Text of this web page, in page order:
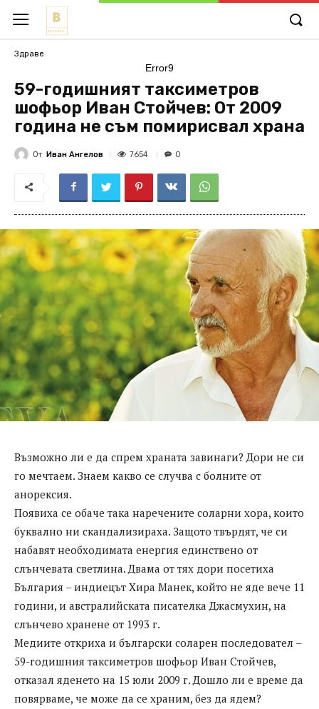
Здраве
Error9
59-годишният таксиметров
шофьор Иван Стойчев: От 2009
година не съм помирисвал храна
От Иван Ангелов 7654 0
Възможно ли е да спрем храната завинаги? Дори не си
го мечтаем. Знаем какво се случва с болните от
анорексия.
Появиха се обаче така наречените соларни хора, които
буквално ни скандализираха. Защото твърдят, че си
набавят необходимата енергия единствено от
слънчевата светлина. Двама от тях дори посетиха
България – индиецът Хира Манек, който не яде вече 11
години, и австралийската писателка Джасмухин, на
слънчево хранене от 1993 г.
Медиите откриха и български соларен последовател –
59-годишния таксиметров шофьор Иван Стойчев,
отказал яденето на 15 юли 2009 г. Дошло ли е време да
повярваме, че може да се храним, без да ядем?